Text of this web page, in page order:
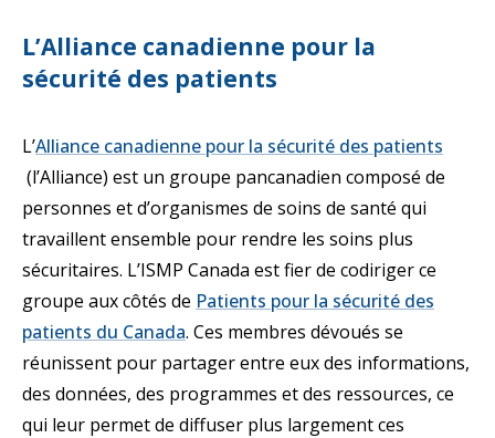
L’Alliance canadienne pour la
sécurité des patients
L’Alliance canadienne pour la sécurité des patients
S'ouvre dans un nouvel onglet
(l’Alliance) est un groupe pancanadien composé de
personnes et d’organismes de soins de santé qui
travaillent ensemble pour rendre les soins plus
sécuritaires. L’ISMP Canada est fier de codiriger ce
groupe aux côtés de Patients pour la sécurité des
patients du CanadaS'ouvre dans un nouvel onglet
. Ces membres dévoués se
réunissent pour partager entre eux des informations,
des données, des programmes et des ressources, ce
qui leur permet de diffuser plus largement ces